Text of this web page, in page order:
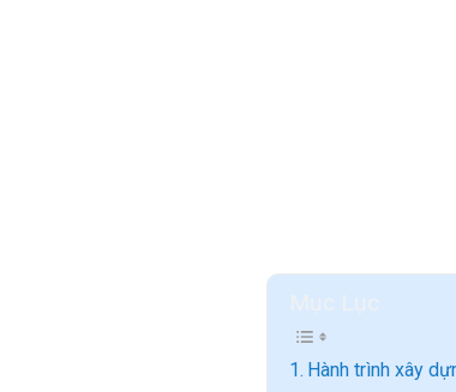
Hành trình xây